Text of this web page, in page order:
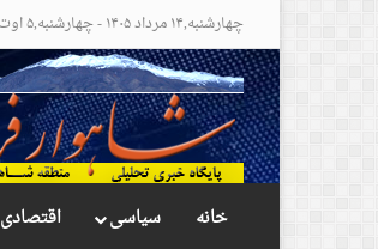
چهارشنبه,۱۴ مرداد ۱۴۰۵ - چهارشنبه,۵ اوت ۲۰۲۶
خانه سیاسی اقتصادی